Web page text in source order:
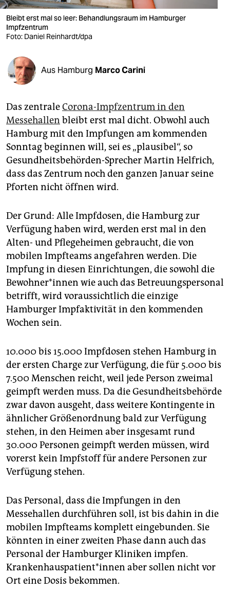
verlag
verlag
shop
fragen & hilfe
unterstützen
abo
genossenschaft
epaper login
Bleibt erst mal so leer: Behandlungsraum im Hamburger
Impfzentrum
Foto: Daniel Reinhardt/dpa
Aus Hamburg Marco Carini
Das zentraleCorona-Impfzen­trum in den
Messehallen bleibt erst mal dicht. Obwohl auch
Hamburg mit den Impfungen am kommenden
Sonntag beginnen will, sei es „plausibel“, so
Gesundheitsbehörden-Sprecher Martin Helfrich,
dass das Zentrum noch den ganzen Januar seine
Pforten nicht öffnen wird.
Der Grund: Alle Impfdosen, die Hamburg zur
Verfügung haben wird, werden erst mal in den
Alten- und Pflegeheimen gebraucht, die von
mobilen Impfteams angefahren werden. Die
Impfung in diesen Einrichtungen, die sowohl die
Bewohner*innen wie auch das Betreuungspersonal
betrifft, wird voraussichtlich die einzige
Hamburger Impfaktivität in den kommenden
Wochen sein.
10.000 bis 15.000 Impfdosen stehen Hamburg in
der ersten Charge zur Verfügung, die für 5.000 bis
7.500 Menschen reicht, weil jede Person zweimal
geimpft werden muss. Da die Gesundheitsbehörde
zwar davon ausgeht, dass weitere Kontingente in
ähnlicher Größenordnung bald zur Verfügung
stehen, in den Heimen aber insgesamt rund
30.000 Personen geimpft werden müssen, wird
vorerst kein Impfstoff für andere Personen zur
Verfügung stehen.
Das Personal, dass die Impfungen in den
Messehallen durchführen soll, ist bis dahin in die
mobilen Impfteams komplett eingebunden. Sie
könnten in einer zweiten Phase dann auch das
Personal der Hamburger Kliniken impfen.
Krankenhauspatient*innen aber sollen nicht vor
Ort eine Dosis bekommen.